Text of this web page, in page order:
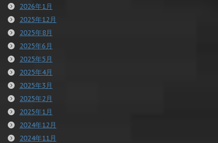
2026年1月
2025年12月
2025年8月
2025年6月
2025年5月
2025年4月
2025年3月
2025年2月
2025年1月
2024年12月
2024年11月